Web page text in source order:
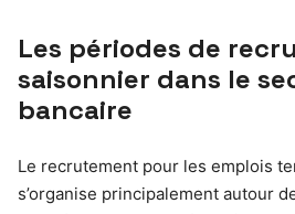
Les périodes de
saisonnier dans le
bancaire
Le recrutement pour les emplois
s’organise principalement autour